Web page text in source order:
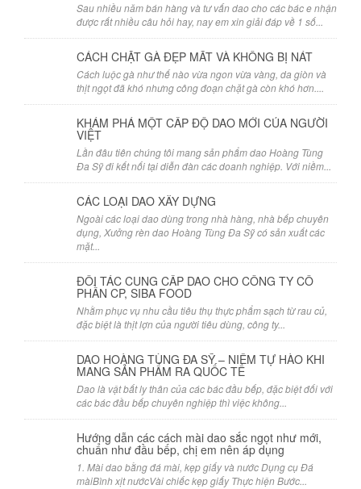
Sau nhiều năm bán hàng và tư vấn dao cho các bác e nhận
được rất nhiều câu hỏi hay, nay em xin giải đáp về 1 số...
CÁCH CHẶT GÀ ĐẸP MẮT VÀ KHÔNG BỊ NÁT
Cách luộc gà như thế nào vừa ngon vừa vàng, da giòn và
thịt ngọt đã khó nhưng công đoạn chặt gà còn khó hơn....
KHÁM PHÁ MỘT CẤP ĐỘ DAO MỚI CỦA NGƯỜI
VIỆT
Lần đâu tiên chúng tôi mang sản phẩm dao Hoàng Tùng
Đa Sỹ đi kết nối tại diễn đàn các doanh nghiệp. Với niềm...
CÁC LOẠI DAO XÂY DỰNG
Ngoài các loại dao dùng trong nhà hàng, nhà bếp chuyên
dụng, Xưởng rèn dao Hoàng Tùng Đa Sỹ có sản xuất các
mặt...
ĐỐI TÁC CUNG CẤP DAO CHO CÔNG TY CỔ
PHẦN CP, SIBA FOOD
Nhằm phục vụ nhu cầu tiêu thụ thực phẩm sạch từ rau củ,
đặc biệt là thịt lợn của người tiêu dùng, công ty...
DAO HOÀNG TÙNG ĐA SỸ – NIỀM TỰ HÀO KHI
MANG SẢN PHẨM RA QUỐC TẾ
Dao là vật bất ly thân của các bác đầu bếp, đặc biệt đối với
các bác đầu bếp chuyên nghiệp thì việc không...
Hướng dẫn các cách mài dao sắc ngọt như mới,
chuẩn như đầu bếp, chị em nên áp dụng
1. Mài dao bằng đá mài, kẹp giấy và nước Dụng cụ Đá
màiBình xịt nướcVài chiếc kẹp giấy Thực hiện Bước...